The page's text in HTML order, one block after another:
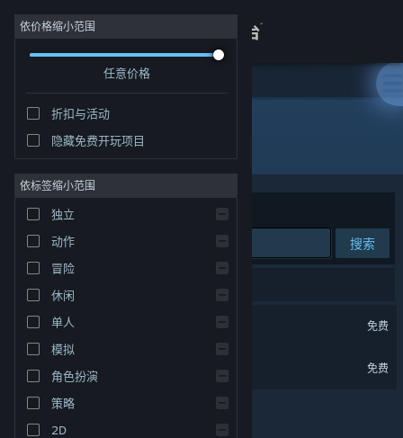
登录
关于
客服
依价格缩小范围
任意价格
折扣与活动
隐藏免费开玩项目
依标签缩小范围
独立
动作
冒险
休闲
单人
模拟
角色扮演
策略
2D
竞技场射击
排序依据 相关性
搜索
2 个匹配的搜索结果。
免费
免费